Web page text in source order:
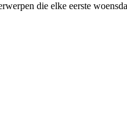
die elke eerste